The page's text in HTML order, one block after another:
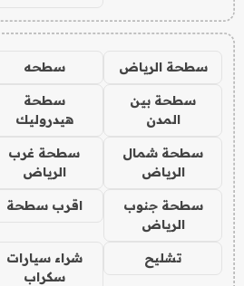
سطحة الرياض سطحه
سطحة بين
المدن
سطحة
هيدروليك
سطحة شمال
الرياض
سطحة غرب
الرياض
سطحة جنوب
الرياض
اقرب سطحة
تشليح
شراء سيارات
سكراب